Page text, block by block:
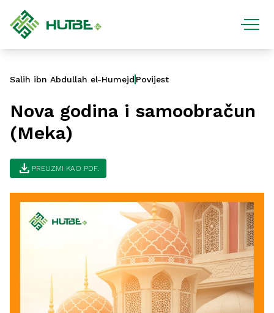
Salih ibn Abdullah el-Humejd Povijest
Nova godina i samoobračun
(Meka)
download PREUZMI KAO PDF.